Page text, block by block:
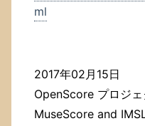
ml
2017年02月15日
OpenScore プロジ
MuseScore and